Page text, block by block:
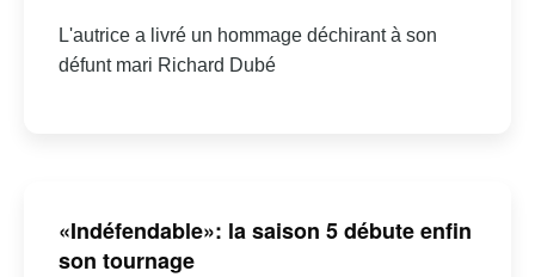
L'autrice a livré un hommage déchirant à son
défunt mari Richard Dubé
«Indéfendable»: la saison 5 débute enfin
son tournage